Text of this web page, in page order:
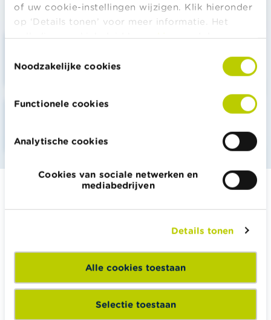
of uw cookie-instellingen wijzigen. Klik hieronder
op ‘Details tonen’ voor meer informatie. Het
volledige cookiebeleid kan uhier raadplegen.
Noodzakelijke cookies
Functionele cookies
Analytische cookies
Cookies van sociale netwerken en
mediabedrijven
Details tonen
Alle cookies toestaan
Selectie toestaan
Bereken ook
Spaarcalculator
Spaarcalculator
Alle rekentools, checklists en meer